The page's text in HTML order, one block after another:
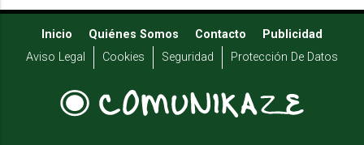
Inicio Quiénes Somos Contacto
Publicidad
Aviso Legal
Cookies Seguridad Protección De Datos